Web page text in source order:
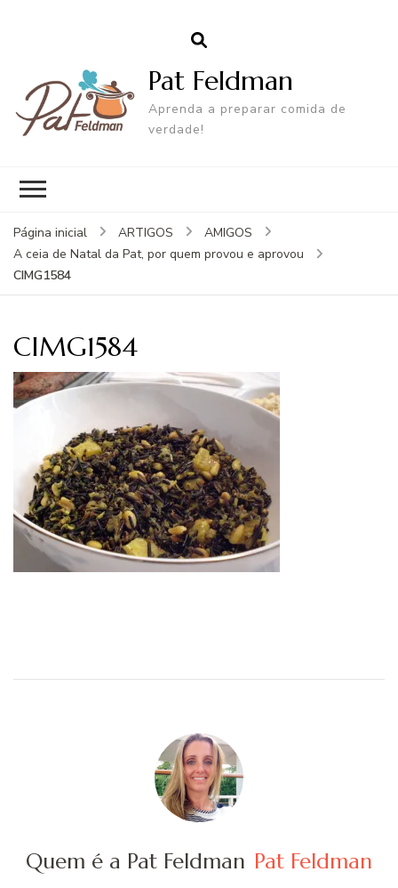
Pat Feldman
Aprenda a preparar comida de
verdade!
Página inicial ARTIGOS
AMIGOS
A ceia de Natal da Pat, por quem provou e aprovou
CIMG1584
CIMG1584
Quem é a Pat Feldman Pat Feldman